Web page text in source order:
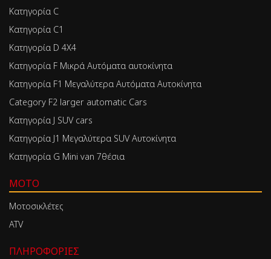
Κατηγορία C
Κατηγορία C1
Κατηγορία D 4X4
Κατηγορία F Μικρά Αυτόματα αυτοκίνητα
Κατηγορία F1 Μεγαλύτερα Αυτόματα Αυτοκίνητα
Category F2 larger automatic Cars
Κατηγορία J SUV cars
Κατηγορία J1 Μεγαλύτερα SUV Αυτοκίνητα
Κατηγορία G Mini van 7θέσια
MOTO
Μοτοσικλέτες
ATV
ΠΛΗΡΟΦΟΡΊΕΣ